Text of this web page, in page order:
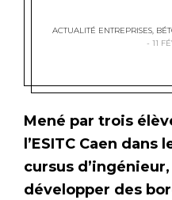
ACTUALITÉ ENTREPRISES,
11
Mené par trois
l’ESITC Caen
cursus
développer des